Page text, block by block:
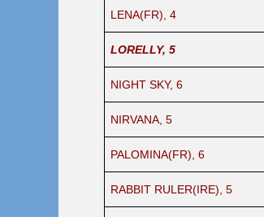
LENA(FR), 4
LORELLY, 5
NIGHT SKY, 6
NIRVANA, 5
PALOMINA(FR), 6
RABBIT RULER(IRE), 5